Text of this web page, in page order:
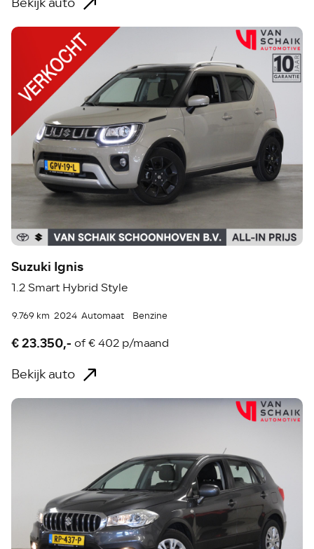
Suzuki Ignis
1.2 Smart Hybrid Style
9.769 km 2024 Automaat Benzine
€ 23.350,- of€ 402 p/maand
Bekijk auto